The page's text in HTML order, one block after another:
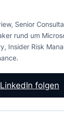
Senior
rund um
Insider Risk
folgen